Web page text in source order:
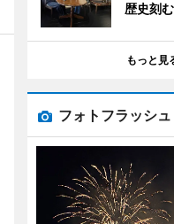
歴史刻
もっと見
フォトフラッシュ